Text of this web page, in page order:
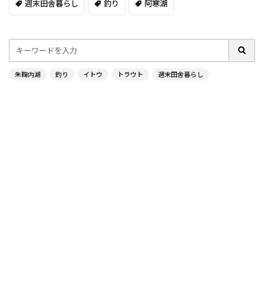
週末田舎暮らし 釣り 阿寒湖
朱鞠内湖 釣り イトウ トラウト 週末田舎暮らし